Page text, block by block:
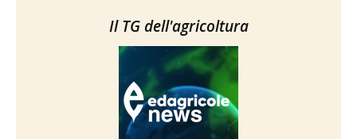
Il TG dell'agricoltura